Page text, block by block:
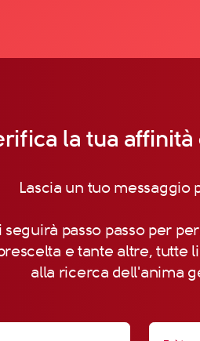
la tua affinità
Lascia un tuo messaggio
seguirà passo passo per
e tante altre, tutte
alla ricerca dell'anima